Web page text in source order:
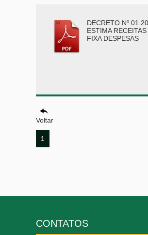
DECRETO Nº 01
ESTIMA RECEITAS
FIXA DESPESAS
Voltar
1
CONTATOS